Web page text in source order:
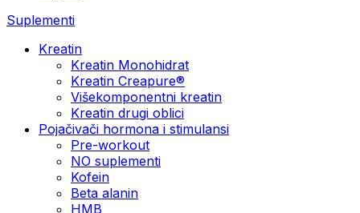
Suplementi
Kreatin
Kreatin Monohidrat
Kreatin Creapure®
Višekomponentni kreatin
Kreatin drugi oblici
Pojačivači hormona i stimulansi
Pre-workout
NO suplementi
Kofein
Beta alanin
HMB